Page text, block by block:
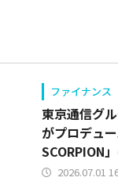
ファイナンス
東京通信グ
がプロデュ
SCORPION
2026.07.01